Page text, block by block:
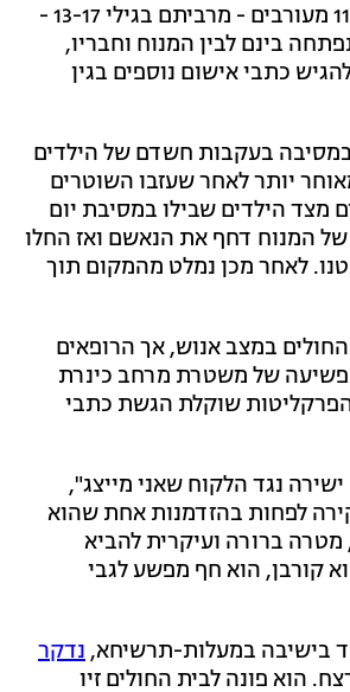
מהמשטרה נמסר טרם הגשת כתב האישום, כי "במהלך החקירה נחקרו 115 מעורבים - מרביתם בגילי 13-17 -
בינם לבין המנוח וחבריו,
כתבי אישום נוספים בגין
במסיבה בעקבות חשדם של הילדים
יותר לאחר שעזבו השוטרים
מצד הילדים שבילו במסיבת יום
המנוח דחף את הנאשם ואז החלו
לאחר מכן נמלט מהמקום תוך
במצב אנוש, אך הרופאים
של משטרת מרחב כינרת
שוקלת הגשת כתבי
ישירה נגד הלקוח שאני מייצג",
לפחות בהזדמנות אחת שהוא
ברורה ועיקרית להביא
קורבן, הוא חף מפשע לגבי
בישיבה במעלות-תרשיחא, נדקר
הוא פונה לבית החולים זיו